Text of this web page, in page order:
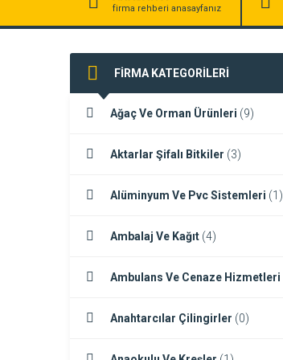
firma rehberi anasayfanız
FİRMA KATEGORİLERİ
Ağaç Ve Orman Ürünleri (9)
Aktarlar Şifalı Bitkiler (3)
Alüminyum Ve Pvc Sistemleri (1)
Ambalaj Ve Kağıt (4)
Ambulans Ve Cenaze Hizmetleri
Anahtarcılar Çilingirler (0)